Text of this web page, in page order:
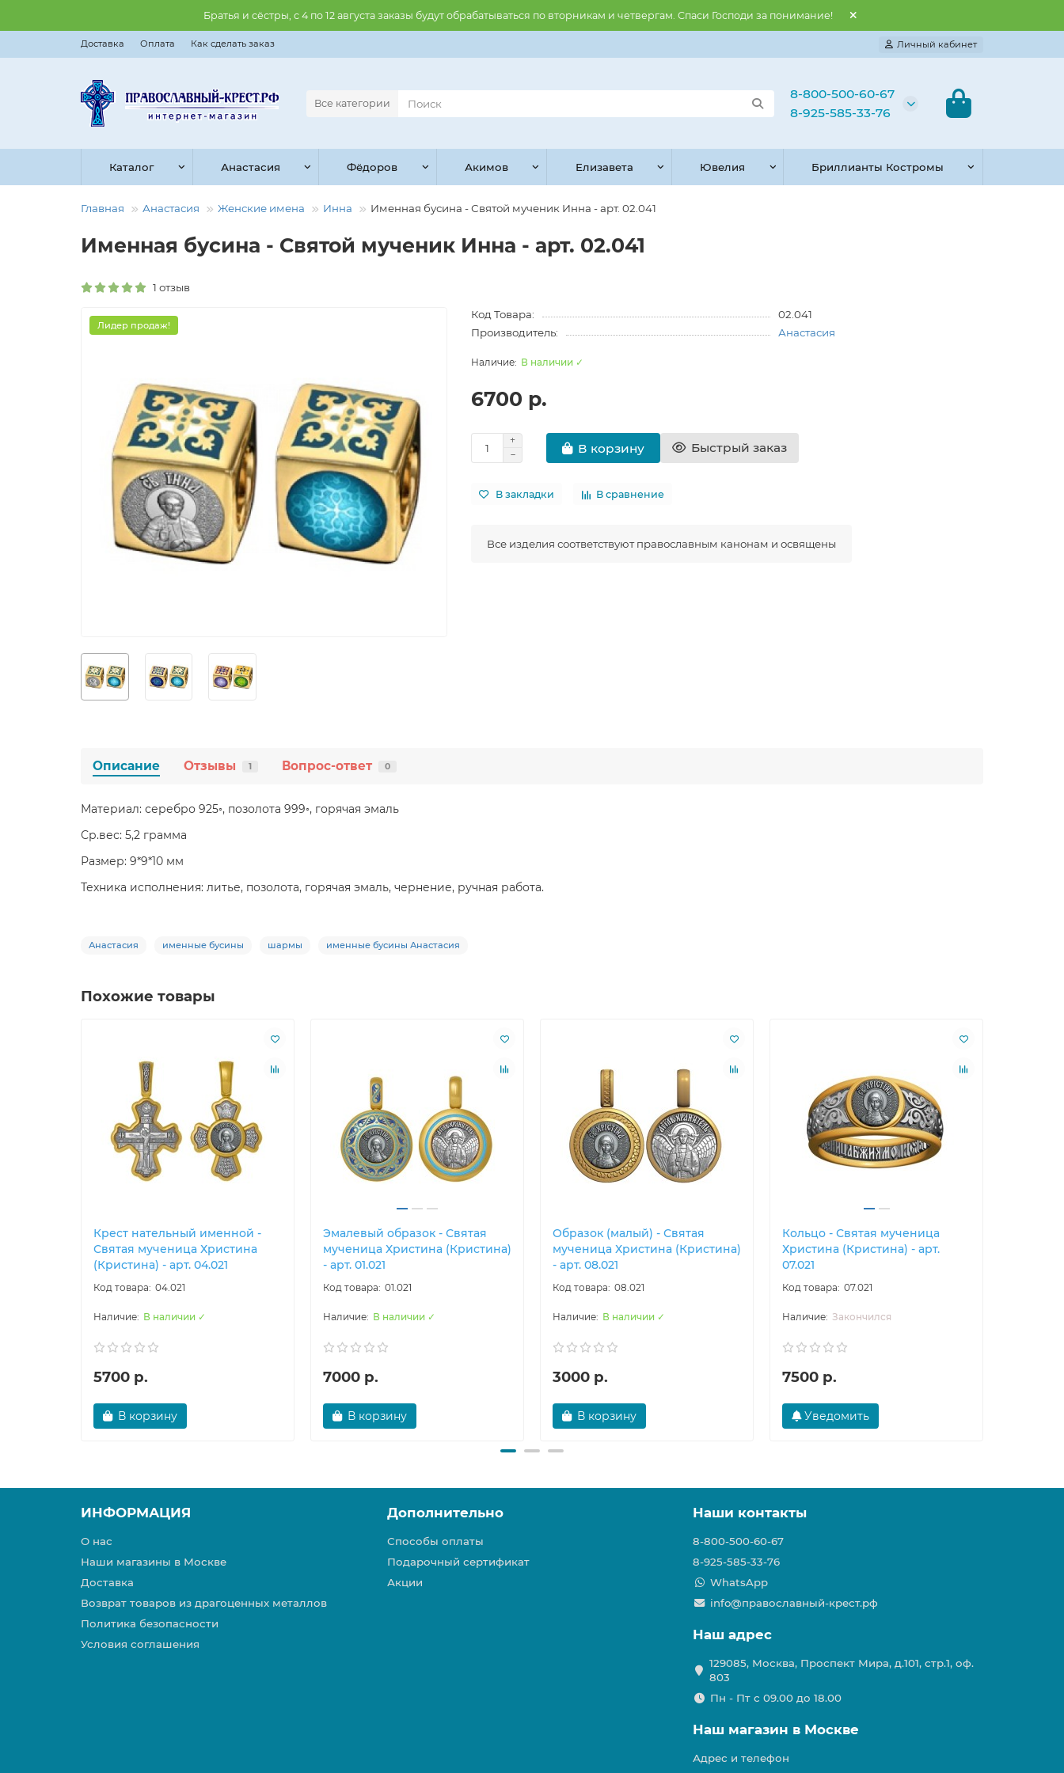
Братья и сёстры, с 4 по 12 августа заказы будут обрабатываться по вторникам и четвергам. Спаси Господи за понимание!
Доставка Оплата Как сделать заказ Личный кабинет
Все категории
8-800-500-60-67
8-925-585-33-76
Каталог Анастасия Фёдоров Акимов Елизавета Ювелия Бриллианты Костромы
Главная Анастасия Женские имена Инна Именная бусина - Святой мученик Инна - арт. 02.041
Именная бусина - Святой мученик Инна - арт. 02.041
1 отзыв
Лидер продаж!
Код Товара:
02.041
Производитель:
Анастасия
В наличии ✓
6700 р.
В корзину Быстрый заказ
В закладки В сравнение
Все изделия соответствуют православным канонам и освящены
Описание Отзывы 1 Вопрос-ответ 0
Материал: серебро 925◦, позолота 999◦, горячая эмаль
Ср.вес: 5,2 грамма
Размер: 9*9*10 мм
Техника исполнения: литье, позолота, горячая эмаль, чернение, ручная работа.
Анастасия именные бусины шармы именные бусины Анастасия
Похожие товары
Крест нательный именной -
Святая мученица Христина
(Кристина) - арт. 04.021
04.021
В наличии ✓
5700 р.
В корзину
Эмалевый образок - Святая
мученица Христина (Кристина)
- арт. 01.021
01.021
В наличии ✓
7000 р.
В корзину
Образок (малый) - Святая
мученица Христина (Кристина)
- арт. 08.021
08.021
В наличии ✓
3000 р.
В корзину
Кольцо - Святая мученица
Христина (Кристина) - арт.
07.021
07.021
Закончился
7500 р.
Уведомить
ИНФОРМАЦИЯ
О нас
Наши магазины в Москве
Доставка
Возврат товаров из драгоценных металлов
Политика безопасности
Условия соглашения
Дополнительно
Способы оплаты
Подарочный сертификат
Акции
Наши контакты
8-800-500-60-67
8-925-585-33-76
WhatsApp
info@православный-крест.рф
Наш адрес
129085, Москва, Проспект Мира, д.101, стр.1, оф.
803
Пн - Пт с 09.00 до 18.00
Наш магазин в Москве
Адрес и телефон